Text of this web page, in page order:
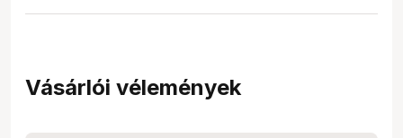
Vásárlói vélemények